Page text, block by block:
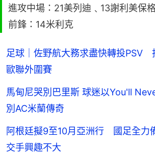
進攻中場：21美列迪﹑13謝利美保
前鋒：14米利克
足球｜佐野航大務求盡快轉投PSV
歐聯外圍賽
馬甸尼哭別巴里斯 球迷以You'll
別AC米蘭傳奇
阿根廷擬9至10月亞洲行 國足全
交手興趣不大